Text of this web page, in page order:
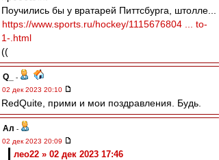
Поучились бы у вратарей Питтсбурга, штолле...
https://www.sports.ru/hockey/1115676804 ... to-
1-.html
((
Q_
-
02 дек 2023 20:10
RedQuite, прими и мои поздравления. Будь.
Ал -
02 дек 2023 20:09
лео22 » 02 дек 2023 17:46